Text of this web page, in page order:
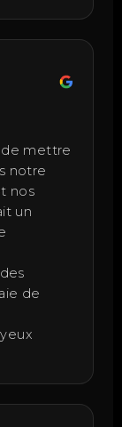
de mettre
notre
nos
un
de